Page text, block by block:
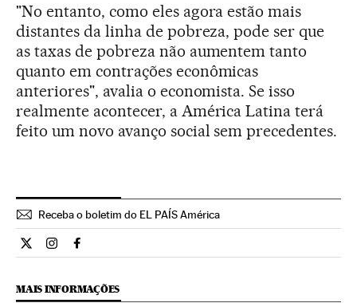
"No entanto, como eles agora estão mais
distantes da linha de pobreza, pode ser que
as taxas de pobreza não aumentem tanto
quanto em contrações econômicas
anteriores", avalia o economista. Se isso
realmente acontecer, a América Latina terá
feito um novo avanço social sem precedentes.
Receba o boletim do EL PAÍS América
Internacional El País Brasil en Twitter
Internacional El País Brasil en Instagram
Internacional El País Brasil en Facebook
MAIS INFORMAÇÕES